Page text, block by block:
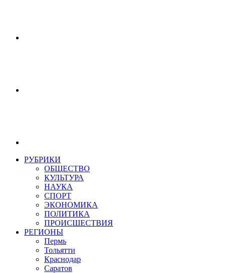
РУБРИКИ
ОБЩЕСТВО
КУЛЬТУРА
НАУКА
СПОРТ
ЭКОНОМИКА
ПОЛИТИКА
ПРОИСШЕСТВИЯ
РЕГИОНЫ
Пермь
Тольятти
Краснодар
Саратов